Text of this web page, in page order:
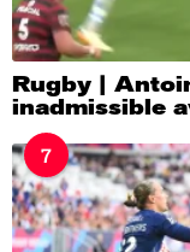
Rugby |
inadmissible
7